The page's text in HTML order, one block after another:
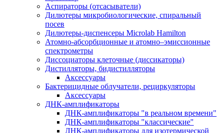
Аспираторы (отсасыватели)
Дилютеры микробиологические, спиральный
посев
Дилютеры-диспенсеры Microlab Hamilton
Атомно-абсорбционные и атомно–эмиссионные
спектрометры
Диссоциаторы клеточные (диссикаторы)
Дистилляторы, бидистилляторы
Аксессуары
Бактерицидные облучатели, рециркуляторы
Аксессуары
ДНК-амплификаторы
ДНК-амплификаторы "в реальном времени"
ДНК-амплификаторы "классические"
ДНК-амплификаторы для изотермической